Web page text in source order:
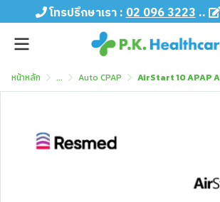
โทรปรึกษาเรา :02 096 3223..
หน้าหลัก ... Auto CPAP AirStart 10 APAP